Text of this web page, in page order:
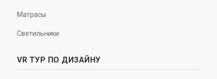
Матрасы
Светильники
VR ТУР ПО ДИЗАЙНУ